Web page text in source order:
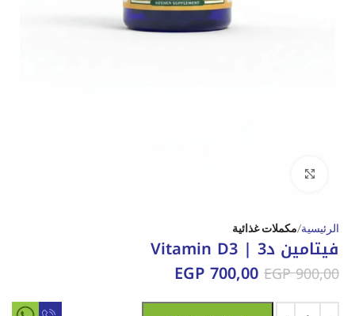
الرئيسية مكملات غذائية
فيتامين د3 | Vitamin D3
EGP900,00
EGP700,00